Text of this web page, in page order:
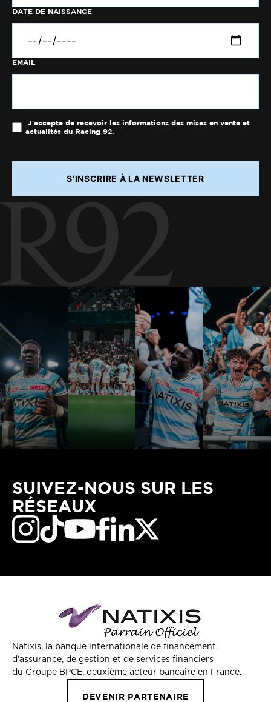
DATE DE NAISSANCE
EMAIL
J'accepte de recevoir les informations des mises en vente et
actualités du Racing 92.
S'INSCRIRE À LA NEWSLETTER
SUIVEZ-NOUS SUR LES
RÉSEAUX
Natixis, la banque internationale de financement,
d’assurance, de gestion et de services financiers
du Groupe BPCE, deuxième acteur bancaire en France.
DEVENIR PARTENAIRE